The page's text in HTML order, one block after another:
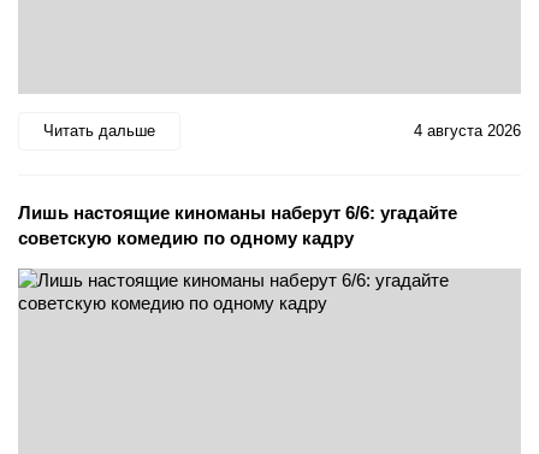
Читать дальше 4 августа 2026
Лишь настоящие киноманы наберут 6/6: угадайте
советскую комедию по одному кадру